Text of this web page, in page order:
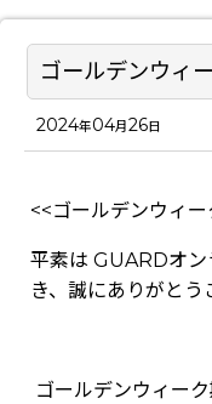
ゴールデンウィ
2024年04月 26日
<<ゴールデンウィ
平素は GUARDオン
き、誠にありがとう
ゴールデンウィー